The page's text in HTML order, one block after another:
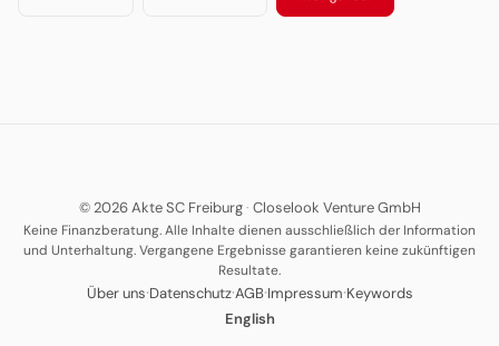
© 2026 Akte SC Freiburg· Closelook Venture GmbH
Keine Finanzberatung. Alle Inhalte dienen ausschließlich der Information
und Unterhaltung. Vergangene Ergebnisse garantieren keine zukünftigen
Resultate.
Über uns·Datenschutz·AGB·Impressum·Keywords
English